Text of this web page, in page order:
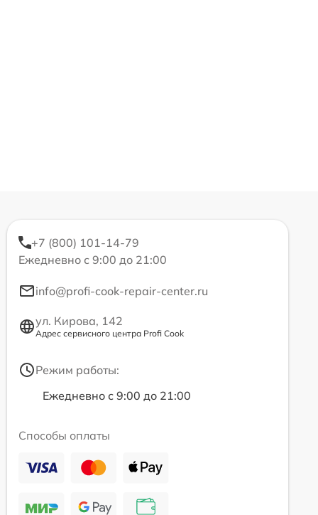
+7 (800) 101-14-79
Ежедневно с 9:00 до 21:00
info@profi-cook-repair-center.ru
ул. Кирова, 142
Адрес сервисного центра Profi Cook
Режим работы:
Ежедневно с 9:00 до 21:00
Способы оплаты